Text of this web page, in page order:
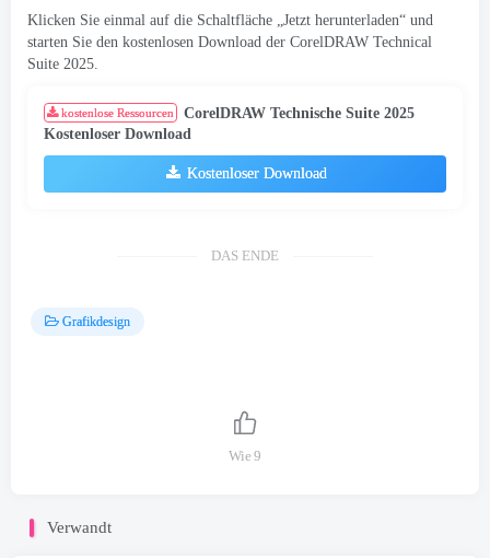
Klicken Sie einmal auf die Schaltfläche „Jetzt herunterladen“ und
starten Sie den kostenlosen Download der CorelDRAW Technical
Suite 2025.
kostenlose Ressourcen
CorelDRAW Technische Suite 2025
Kostenloser Download
Kostenloser Download
DAS ENDE
Grafikdesign
Wie 9
Verwandt